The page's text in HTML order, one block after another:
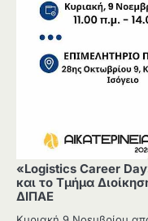
«Logistics Career
και το Τμήμα
ΔΙΠΑΕ